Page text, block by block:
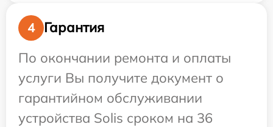
4
Гарантия
По окончании ремонта и оплаты
услуги Вы получите документ о
гарантийном обслуживании
устройства Solis сроком на 36